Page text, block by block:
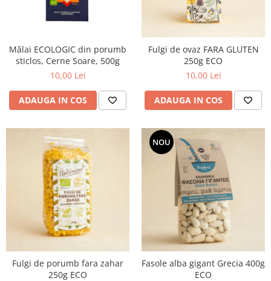
CREME ȘI PASTE TARTINABILE
CEAIURI GRECEȘTI
CIOCOLATĂ ȘI CACAO
HEALTHY SNACKS
SUPERALIMENTE
BACANIE
PRODUSE ECO / ORGANICE
PRODUSE ROMÂNEȘTI
COSMETICE
REMEDII NATURISTE
TOATE PRODUSELE
Mălai ECOLOGIC din porumb
sticlos, Cerne Soare, 500g
10,00 Lei
ADAUGA IN COS
Fulgi de ovaz FARA GLUTEN
250g ECO
10,00 Lei
ADAUGA IN COS
Fulgi de porumb fara zahar
250g ECO
NOU
Fasole alba gigant Grecia 400g
ECO